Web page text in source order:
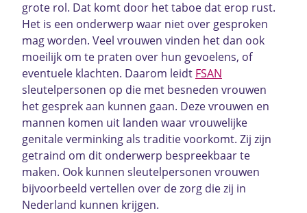
grote rol. Dat komt door het taboe dat erop rust.
Het is een onderwerp waar niet over gesproken
mag worden. Veel vrouwen vinden het dan ook
moeilijk om te praten over hun gevoelens, of
eventuele klachten. Daarom leidt FSAN
sleutelpersonen op die met besneden vrouwen
het gesprek aan kunnen gaan. Deze vrouwen en
mannen komen uit landen waar vrouwelijke
genitale verminking als traditie voorkomt. Zij zijn
getraind om dit onderwerp bespreekbaar te
maken. Ook kunnen sleutelpersonen vrouwen
bijvoorbeeld vertellen over de zorg die zij in
Nederland kunnen krijgen.